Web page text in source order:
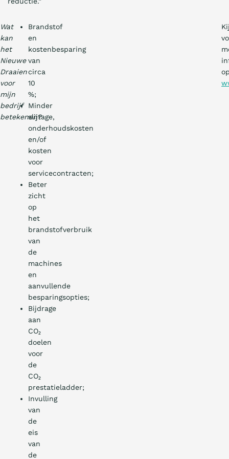
Wat
kan
het
Nieuwe
Draaien
voor
mijn
bedrijf
betekenen?
Brandstof
en
kostenbesparing
van
circa
10
%;
Minder
slijtage,
onderhoudskosten
en/of
kosten
voor
servicecontracten;
Beter
zicht
op
het
brandstofverbruik
van
de
machines
en
aanvullende
besparingsopties;
Bijdrage
aan
CO₂
doelen
voor
de
CO₂
prestatieladder;
Invulling
van
de
eis
van
de